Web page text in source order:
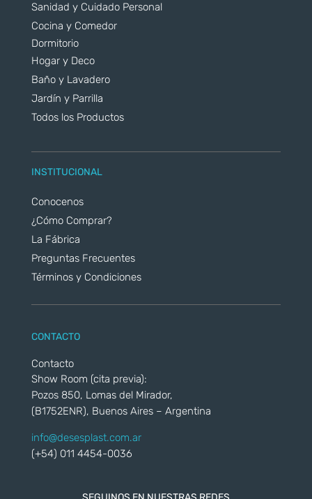
Sanidad y Cuidado Personal
Cocina y Comedor
Dormitorio
Hogar y Deco
Baño y Lavadero
Jardín y Parrilla
Todos los Productos
INSTITUCIONAL
Conocenos
¿Cómo Comprar?
La Fábrica
Preguntas Frecuentes
Términos y Condiciones
CONTACTO
Contacto
Show Room (cita previa):
Pozos 850, Lomas del Mirador,
(B1752ENR), Buenos Aires – Argentina
info@desesplast.com.ar
(+54) 011 4454-0036